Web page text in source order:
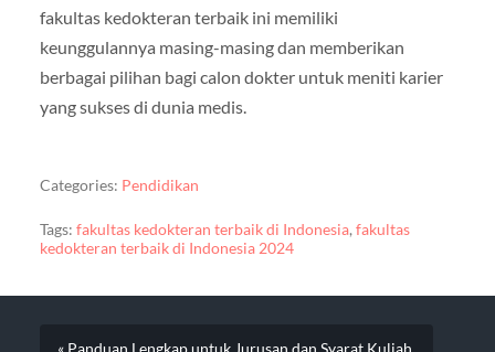
fakultas kedokteran terbaik ini memiliki
keunggulannya masing-masing dan memberikan
berbagai pilihan bagi calon dokter untuk meniti karier
yang sukses di dunia medis.
Categories: Pendidikan
Tags: fakultas kedokteran terbaik di Indonesia,fakultas
kedokteran terbaik di Indonesia 2024